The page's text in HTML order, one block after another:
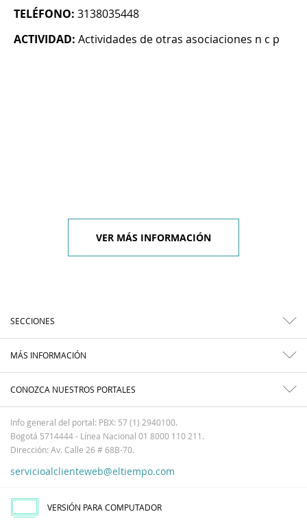
TELÉFONO: 3138035448
ACTIVIDAD: Actividades de otras asociaciones n c p
VER MÁS INFORMACIÓN
SECCIONES
MÁS INFORMACIÓN
CONOZCA NUESTROS PORTALES
Info general del portal: PBX: 57 (1) 2940100.
Bogotá 5714444 - Línea Nacional 01 8000 110 211.
Dirección: Av. Calle 26 # 68B-70.
servicioalclienteweb@eltiempo.com
VERSIÓN PARA COMPUTADOR